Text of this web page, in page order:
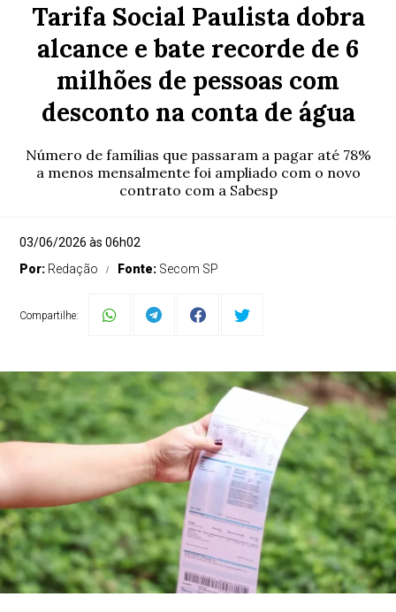
Tarifa Social Paulista dobra
alcance e bate recorde de 6
milhões de pessoas com
desconto na conta de água
Número de famílias que passaram a pagar até 78%
a menos mensalmente foi ampliado com o novo
contrato com a Sabesp
03/06/2026 às 06h02
Por: Redação Fonte: Secom SP
Compartilhe: